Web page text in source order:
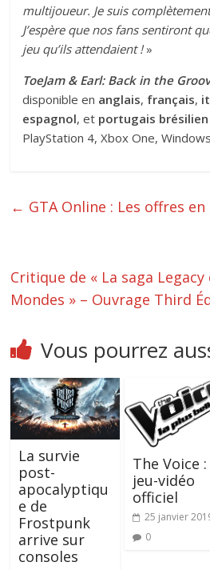
multijoueur. Je suis
J’espère que nos fans sentiront
jeu qu’ils attendaient !»
ToeJam & Earl: Back in the
disponible en anglais, français,
espagnol, et portugais brésilien
PlayStation 4, Xbox One,
← GTA Online : Les offres
Critique de « La saga
Mondes » – Ouvrage Third
Vous pourrez
La survie
post-
apocalyptiqu
e de
Frostpunk
arrive sur
consoles
The Voice
jeu-vidéo
officiel
25 janvier
0